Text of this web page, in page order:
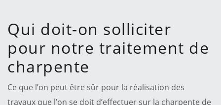
Qui doit-on solliciter
pour notre traitement de
charpente
Ce que l’on peut être sûr pour la réalisation des
travaux que l’on se doit d’effectuer sur la charpente de